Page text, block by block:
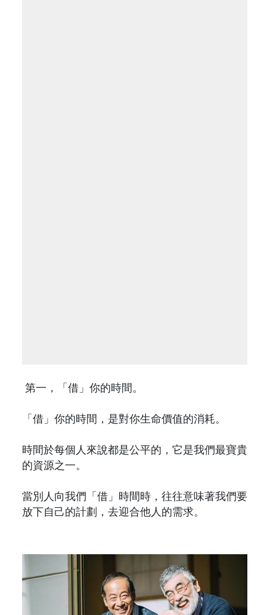
第一，「借」你的時間。
「借」你的時間，是對你生命價值的消耗。
時間於每個人來說都是公平的，它是我們最寶貴
的資源之一。
當別人向我們「借」時間時，往往意味著我們要
放下自己的計劃，去迎合他人的需求。